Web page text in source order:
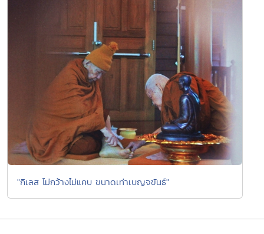
"กิเลส ไม่กว้างไม่แคบ ขนาดเท่าเบญจขันธ์"